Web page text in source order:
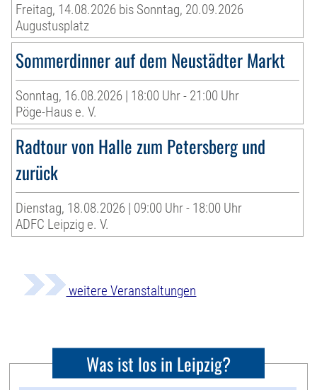
Freitag, 14.08.2026 bis Sonntag, 20.09.2026
Augustusplatz
Sommerdinner auf dem Neustädter Markt
Sonntag, 16.08.2026 | 18:00 Uhr - 21:00 Uhr
Pöge-Haus e. V.
Radtour von Halle zum Petersberg und
zurück
Dienstag, 18.08.2026 | 09:00 Uhr - 18:00 Uhr
ADFC Leipzig e. V.
weitere Veranstaltungen
Was ist los in Leipzig?